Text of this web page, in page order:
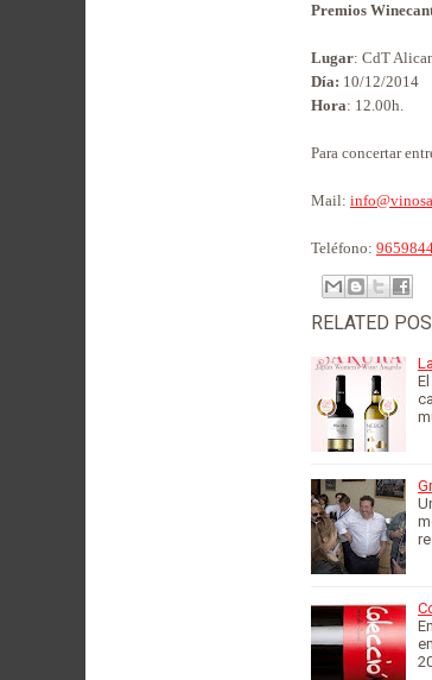
Premios
Lugar: CdT
Día: 10/12/2014
Hora: 12.00h.
Para concertar
Mail:
Teléfono:
RELATED